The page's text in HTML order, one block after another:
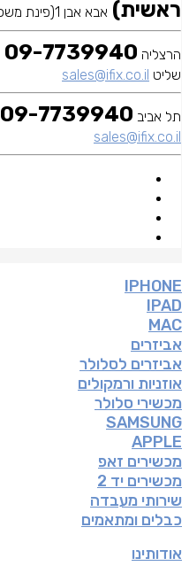
ראשית) אבא אבן 1(פינת משכית)
הרצליה 09-7739940 שלוחה 3
שליט sales@ifix.co.il
תל אביב 09-7739940 שלוחה 4
sales@ifix.co.il
IPHONE
IPAD
MAC
אביזרים
אביזרים לסלולר
אוזניות ורמקולים
מכשירי סלולר
SAMSUNG
APPLE
מכשירים זאפ
מכשירים יד 2
שירותי מעבדה
כבלים ומתאמים
אודותינו